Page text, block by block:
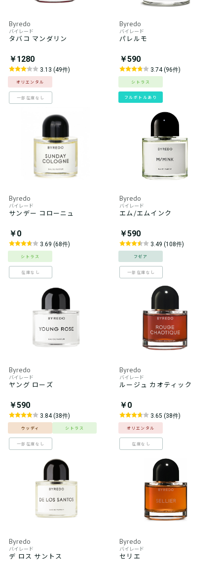
Byredo
バイレード
タバコ マンダリン
￥1280
3.13 (49件)
オリエンタル
一部在庫なし
Byredo
バイレード
パレルモ
￥590
3.74 (96件)
シトラス
フルボトルあり
Byredo
バイレード
サンデー コローニュ
￥0
3.69 (68件)
シトラス
在庫なし
Byredo
バイレード
エム/エムインク
￥590
3.49 (108件)
フゼア
一部在庫なし
Byredo
バイレード
ヤング ローズ
￥590
3.84 (38件)
ウッディ シトラス
一部在庫なし
Byredo
バイレード
ルージュ カオティック
￥0
3.65 (38件)
オリエンタル
在庫なし
Byredo
バイレード
デ ロス サントス
Byredo
バイレード
セリエ